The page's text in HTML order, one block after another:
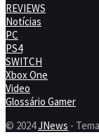
REVIEWS
Notícias
PC
PS4
SWITCH
Xbox One
Video
Glossário Gamer
© 2024JNews -